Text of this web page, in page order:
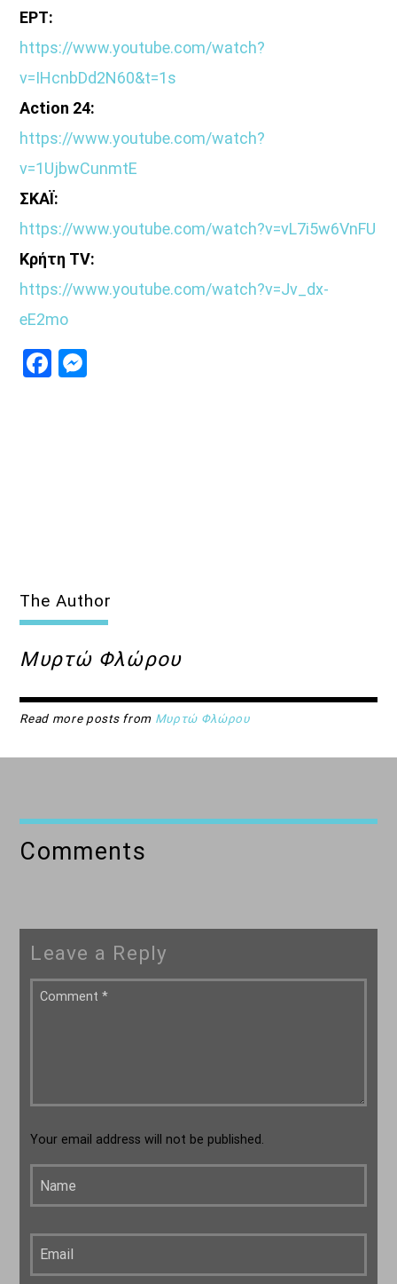
ΕΡΤ:
https://www.youtube.com/watch?
v=IHcnbDd2N60&t=1s
Action 24:
https://www.youtube.com/watch?
v=1UjbwCunmtE
ΣΚΑΪ:
https://www.youtube.com/watch?v=vL7i5w6VnFU
Κρήτη TV:
https://www.youtube.com/watch?v=Jv_dx-
eE2mo
Facebook
The Author
Μυρτώ Φλώρου
Read more posts from Μυρτώ Φλώρου
Comments
Leave a Reply
Your email address will not be published.